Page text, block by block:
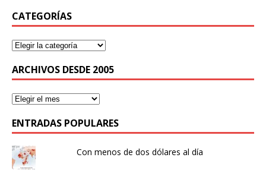
CATEGORÍAS
ARCHIVOS DESDE 2005
ENTRADAS POPULARES
Con menos de dos dólares al día